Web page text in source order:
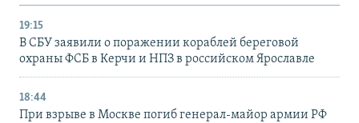
19:15
В СБУ заявили о поражении кораблей береговой
охраны ФСБ в Керчи и НПЗ в российском Ярославле
18:44
При взрыве в Москве погиб генерал-майор армии РФ